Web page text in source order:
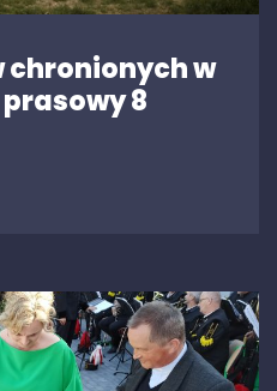
chronionych w
8